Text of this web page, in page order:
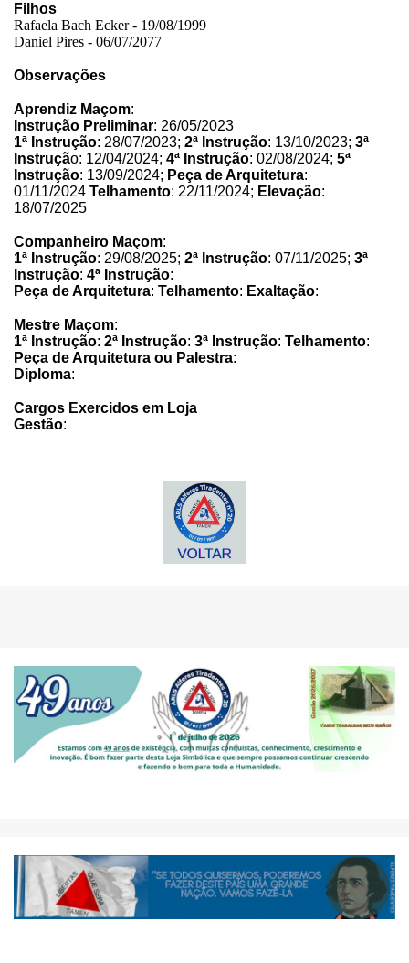
Filhos
Rafaela Bach Ecker - 19/08/1999
Daniel Pires - 06/07/2077
Observações
Aprendiz Maçom:
Instrução Preliminar: 26/05/2023
1ª Instrução: 28/07/2023; 2ª Instrução: 13/10/2023; 3ª
Instrução: 12/04/2024; 4ª Instrução: 02/08/2024; 5ª
Instrução: 13/09/2024; Peça de Arquitetura:
01/11/2024 Telhamento: 22/11/2024; Elevação:
18/07/2025
Companheiro Maçom:
1ª Instrução: 29/08/2025; 2ª Instrução: 07/11/2025; 3ª
Instrução: 4ª Instrução:
Peça de Arquitetura: Telhamento: Exaltação:
Mestre Maçom:
1ª Instrução: 2ª Instrução: 3ª Instrução: Telhamento:
Peça de Arquitetura ou Palestra:
Diploma:
Cargos Exercidos em Loja
Gestão: